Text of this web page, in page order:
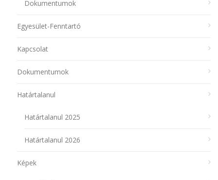
Dokumentumok
Egyesület-Fenntartó
Kapcsolat
Dokumentumok
Határtalanul
Határtalanul 2025
Határtalanul 2026
Képek